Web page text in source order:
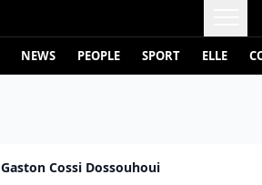
NEWS PEOPLE SPORT ELLE
Gaston Cossi Dossouhoui